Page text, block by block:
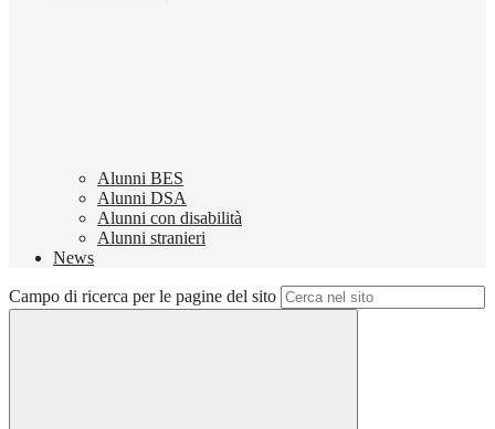
Alunni BES
Alunni DSA
Alunni con disabilità
Alunni stranieri
News
Campo di ricerca per le pagine del sito